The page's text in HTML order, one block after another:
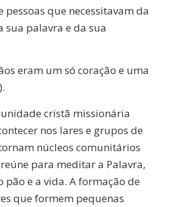
que necessitavam da
sua palavra e da sua
eram um só coração e uma
cristã missionária
nos lares e grupos de
núcleos comunitários
para meditar a Palavra,
pão e a vida. A formação de
que formem pequenas